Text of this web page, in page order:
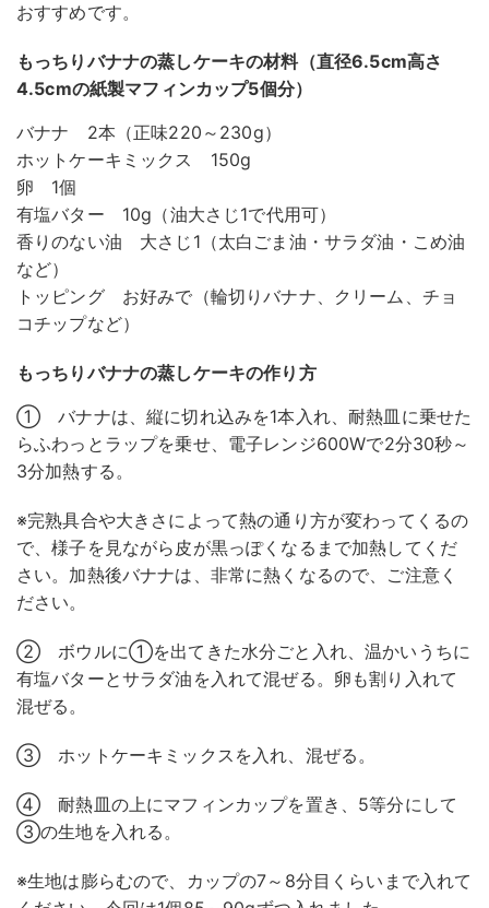
おすすめです。
もっちりバナナの蒸しケーキの材料（直径6.5cm高さ
4.5cmの紙製マフィンカップ5個分）
バナナ 2本（正味220～230g）
ホットケーキミックス 150g
卵 1個
有塩バター 10g（油大さじ1で代用可）
香りのない油 大さじ1（太白ごま油・サラダ油・こめ油
など）
トッピング お好みで（輪切りバナナ、クリーム、チョ
コチップなど）
もっちりバナナの蒸しケーキの作り方
① バナナは、縦に切れ込みを1本入れ、耐熱皿に乗せた
らふわっとラップを乗せ、電子レンジ600Wで2分30秒～
3分加熱する。
※完熟具合や大きさによって熱の通り方が変わってくるの
で、様子を見ながら皮が黒っぽくなるまで加熱してくだ
さい。加熱後バナナは、非常に熱くなるので、ご注意く
ださい。
② ボウルに①を出てきた水分ごと入れ、温かいうちに
有塩バターとサラダ油を入れて混ぜる。卵も割り入れて
混ぜる。
③ ホットケーキミックスを入れ、混ぜる。
④ 耐熱皿の上にマフィンカップを置き、5等分にして
③の生地を入れる。
※生地は膨らむので、カップの7～8分目くらいまで入れて